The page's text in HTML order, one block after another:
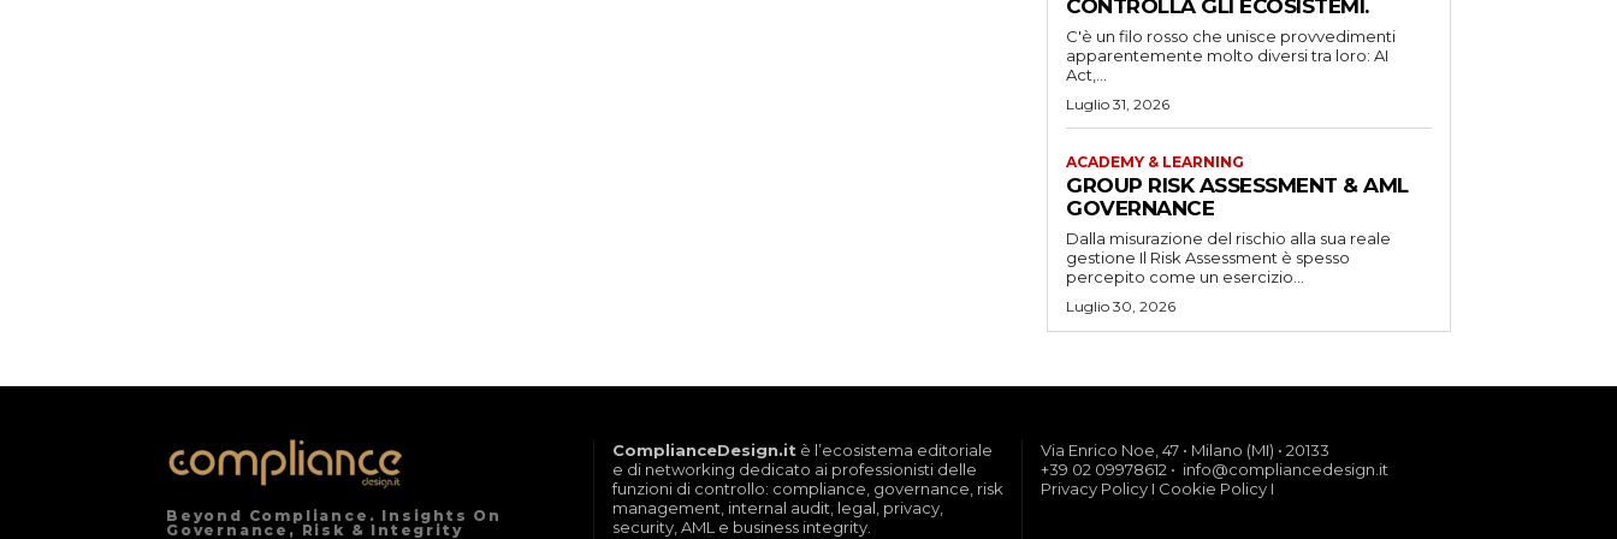
CONTROLLA GLI ECOSISTEMI.
C'è un filo rosso che unisce provvedimenti
apparentemente molto diversi tra loro: AI
Act,...
Luglio 31, 2026
ACADEMY & LEARNING
GROUP RISK ASSESSMENT & AML
GOVERNANCE
Dalla misurazione del rischio alla sua reale
gestione Il Risk Assessment è spesso
percepito come un esercizio...
Luglio 30, 2026
Beyond Compliance. Insights On
Governance, Risk & Integrity
ComplianceDesign.it è l’ecosistema editoriale
e di networking dedicato ai professionisti delle
funzioni di controllo: compliance, governance, risk
management, internal audit, legal, privacy,
security, AML e business integrity.
Via Enrico Noe, 47 • Milano (MI) • 20133
+39 02 09978612 • info@compliancedesign.it
Privacy Policy I Cookie Policy I